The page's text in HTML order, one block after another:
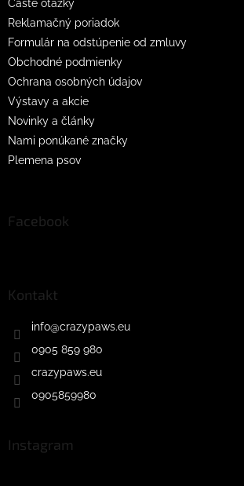
Časté otázky
Reklamačný poriadok
Formulár na odstúpenie od zmluvy
Obchodné podmienky
Ochrana osobných údajov
Výstavy a akcie
Novinky a články
Nami ponúkané značky
Plemena psov
Facebook
Kontakt
info@crazypaws.eu
0905 859 980
crazypaws.eu
0905859980
Instagram